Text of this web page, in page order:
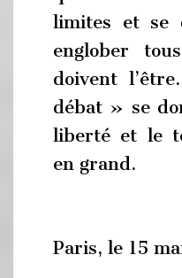
limites et se
englober
doivent
débat » se
liberté et le
en grand.
Paris, le 15